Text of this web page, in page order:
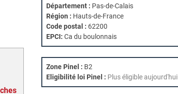
Département : Pas-de-Calais
Région : Hauts-de-France
Code postal : 62200
EPCI: Ca du boulonnais
Zone Pinel : B2
Eligibilité loi Pinel : Plus éligible aujourd'hui